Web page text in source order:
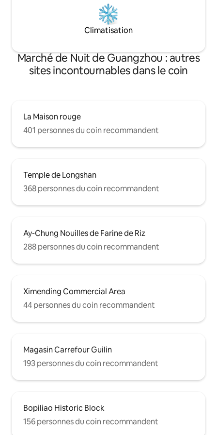
Depuis la gare principale de Taipei
Raohe 15 min Taipei 101 15 minutes D'où
que vous veniez, nous sommes le
meilleur choix pour voyager à Taipei
Vous pouvez commencer votre voyage
Climatisation
Marché de Nuit de Guangzhou : autres
sites incontournables dans le coin
La Maison rouge
401 personnes du coin recommandent
Temple de Longshan
368 personnes du coin recommandent
Ay-Chung Nouilles de Farine de Riz
288 personnes du coin recommandent
Ximending Commercial Area
44 personnes du coin recommandent
Magasin Carrefour Guilin
193 personnes du coin recommandent
Bopiliao Historic Block
156 personnes du coin recommandent